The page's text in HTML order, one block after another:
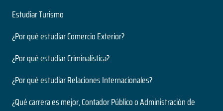
Estudiar Turismo
¿Por qué estudiar Comercio Exterior?
¿Por qué estudiar Criminalística?
¿Por qué estudiar Relaciones Internacionales?
¿Qué carrera es mejor, Contador Público o Administración de